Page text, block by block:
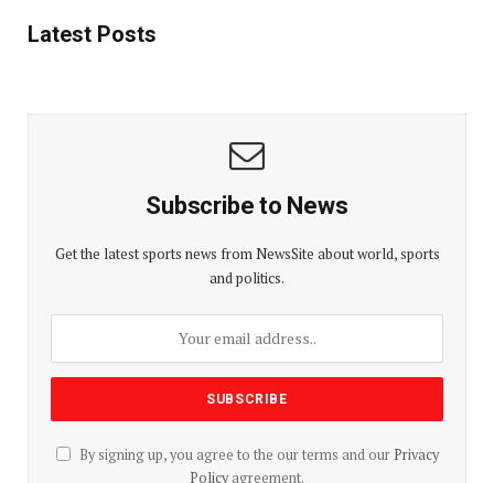
Latest Posts
Subscribe to News
Get the latest sports news from NewsSite about world, sports
and politics.
By signing up, you agree to the our terms and our Privacy
Policyagreement.